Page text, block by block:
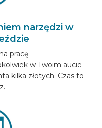
narzędzi w
pracę
w Twoim aucie
kilka złotych. Czas to